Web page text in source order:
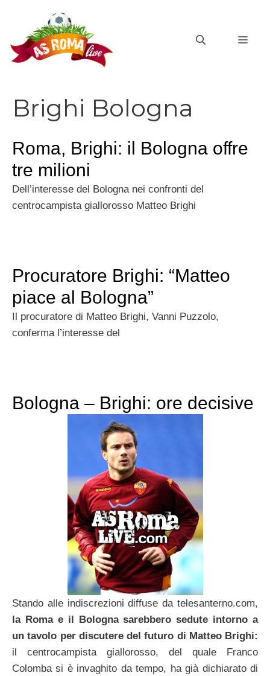
contenuto
Brighi Bologna
Roma, Brighi: il Bologna offre
tre milioni
Dell’interesse del Bologna nei confronti del
centrocampista giallorosso Matteo Brighi
Procuratore Brighi: “Matteo
piace al Bologna”
Il procuratore di Matteo Brighi, Vanni Puzzolo,
conferma l’interesse del
Bologna – Brighi: ore decisive
Stando alle indiscrezioni diffuse da telesanterno.com,
la Roma e il Bologna sarebbero sedute intorno a
un tavolo per discutere del futuro di Matteo Brighi:
il centrocampista giallorosso, del quale Franco
Colomba si è invaghito da tempo, ha già dichiarato di